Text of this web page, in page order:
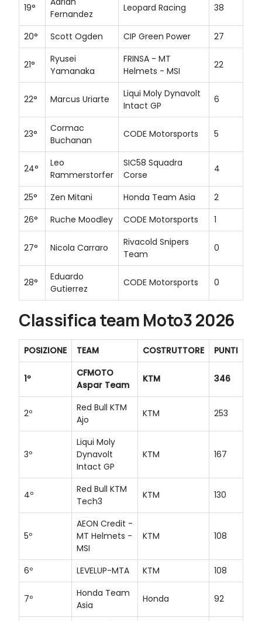
19°
Fernandez
Leopard Racing 38
20° Scott Ogden CIP Green Power 27
21°
Ryusei
Yamanaka
FRINSA - MT
Helmets - MSI
22
22° Marcus Uriarte
Liqui Moly Dynavolt
Intact GP
6
23°
Cormac
Buchanan
CODE Motorsports 5
24°
Leo
Rammerstorfer
SIC58 Squadra
Corse
4
25° Zen Mitani Honda Team Asia
2
26°
Ruche Moodley CODE Motorsports 1
27° Nicola Carraro
Rivacold Snipers
Team
0
28°
Eduardo
Gutierrez
CODE Motorsports 0
Classifica team Moto3 2026
POSIZIONE TEAM COSTRUTTORE PUNTI
1º
CFMOTO
Aspar Team
KTM 346
2º
Red Bull KTM
Ajo
KTM 253
3º
Liqui Moly
Dynavolt
Intact GP
KTM 167
4º
Red Bull KTM
Tech3
KTM 130
5º
AEON Credit -
MT Helmets -
MSI
KTM 108
6º LEVELUP-MTA KTM 108
7º
Honda Team
Asia
Honda 92